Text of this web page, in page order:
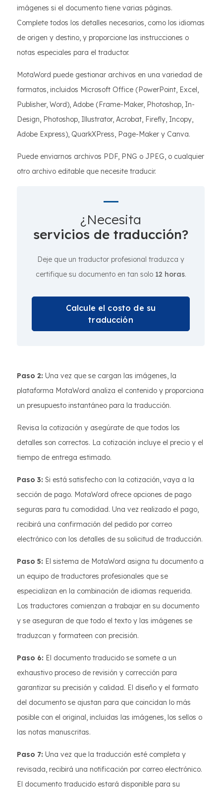
imágenes si el documento tiene varias páginas.
Complete todos los detalles necesarios, como los idiomas
de origen y destino, y proporcione las instrucciones o
notas especiales para el traductor.
MotaWord puede gestionar archivos en una variedad de
formatos, incluidos Microsoft Office (PowerPoint, Excel,
Publisher, Word), Adobe (Frame-Maker, Photoshop, In-
Design, Photoshop, Illustrator, Acrobat, Firefly, Incopy,
Adobe Express), QuarkXPress, Page-Maker y Canva.
Puede enviarnos archivos PDF, PNG o JPEG, o cualquier
otro archivo editable que necesite traducir.
¿Necesita
servicios de traducción?
Deje que un traductor profesional traduzca y
certifique su documento en tan solo 12 horas.
Calcule el costo de su
traducción
Paso 2: Una vez que se cargan las imágenes, la
plataforma MotaWord analiza el contenido y proporciona
un presupuesto instantáneo para la traducción.
Revisa la cotización y asegúrate de que todos los
detalles son correctos. La cotización incluye el precio y el
tiempo de entrega estimado.
Paso 3: Si está satisfecho con la cotización, vaya a la
sección de pago. MotaWord ofrece opciones de pago
seguras para tu comodidad. Una vez realizado el pago,
recibirá una confirmación del pedido por correo
electrónico con los detalles de su solicitud de traducción.
Paso 5: El sistema de MotaWord asigna tu documento a
un equipo de traductores profesionales que se
especializan en la combinación de idiomas requerida.
Los traductores comienzan a trabajar en su documento
y se aseguran de que todo el texto y las imágenes se
traduzcan y formateen con precisión.
Paso 6: El documento traducido se somete a un
exhaustivo proceso de revisión y corrección para
garantizar su precisión y calidad. El diseño y el formato
del documento se ajustan para que coincidan lo más
posible con el original, incluidas las imágenes, los sellos o
las notas manuscritas.
Paso 7: Una vez que la traducción esté completa y
revisada, recibirá una notificación por correo electrónico.
El documento traducido estará disponible para su